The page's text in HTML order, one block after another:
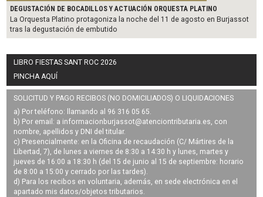
DEGUSTACIÓN DE BOCADILLOS Y ACTUACIÓN ORQUESTA PLATINO
La Orquesta Platino protagoniza la noche del 11 de agosto en Burjassot
tras la degustación de embutido
LIBRO FIESTAS SANT ROC 2026
PINCHA AQUÍ
SOLICITUD Y PAGO RECIBOS (NO DOMICILIADOS) O LIQUIDACIONES
a) Por teléfono: llamando al 96 316 05 65.
b) Por email: a informacionburjassot@atenciontributaria.es, con
nombre, apellidos y DNI del titular.
c) Presencialmente: en la Oficina de recaudación (C/ Mártires de la
Libertad, 7), de lunes a viernes de 8:30 a 14:30 h y lunes, martes y
jueves de 16:00 a 18:30 h (del 15 de junio al 15 de septiembre: horario
de 8:00 a 15:00 y cerrado por las tardes).
d) Para los recibos en voluntaria, además, en sede electrónica en el
apartado mis datos/objetos tributarios.